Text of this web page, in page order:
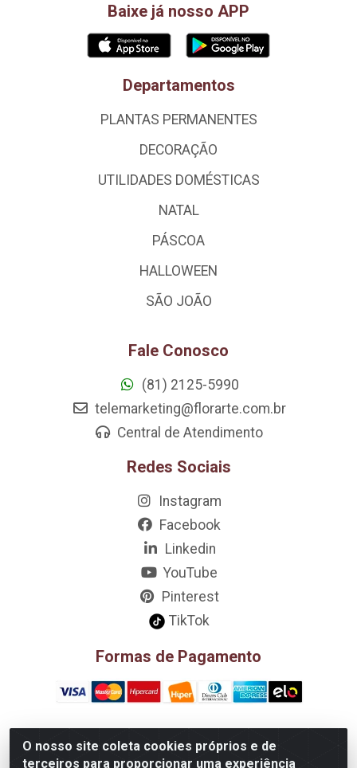
O nosso site coleta cookies próprios e de
terceiros para proporcionar uma experiência
Baixe já nosso APP
Departamentos
PLANTAS PERMANENTES
DECORAÇÃO
UTILIDADES DOMÉSTICAS
NATAL
PÁSCOA
HALLOWEEN
SÃO JOÃO
Fale Conosco
(81) 2125-5990
telemarketing@florarte.com.br
Central de Atendimento
Redes Sociais
Instagram
Facebook
Linkedin
YouTube
Pinterest
TikTok
Formas de Pagamento
D&A Decoração e Ambientação LTDA - Rua Riachão, 807 –